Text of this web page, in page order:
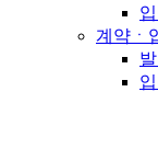
계약ㆍ